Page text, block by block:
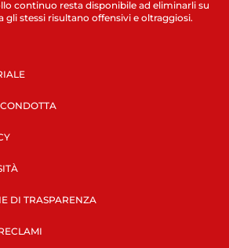
continuo resta disponibile ad eliminarli su
gli stessi risultano offensivi e oltraggiosi.
DI TRASPARENZA